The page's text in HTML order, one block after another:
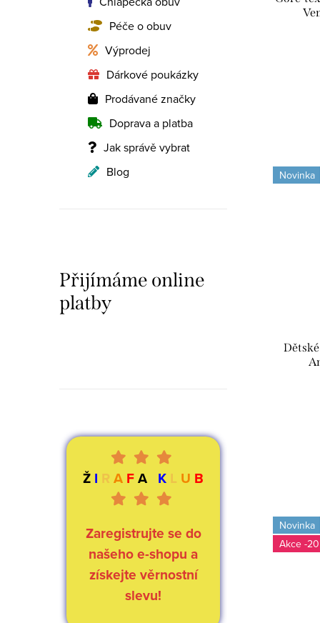
Péče o obuv
Výprodej
Dárkové poukázky
Prodávané značky
Doprava a platba
Jak správě vybrat
Blog
Přijímáme online
platby
Ž I R A FA K L U B
Zaregistrujte se do
našeho e-shopu a
získejte věrnostní
slevu!
Novinka
Novinka
-